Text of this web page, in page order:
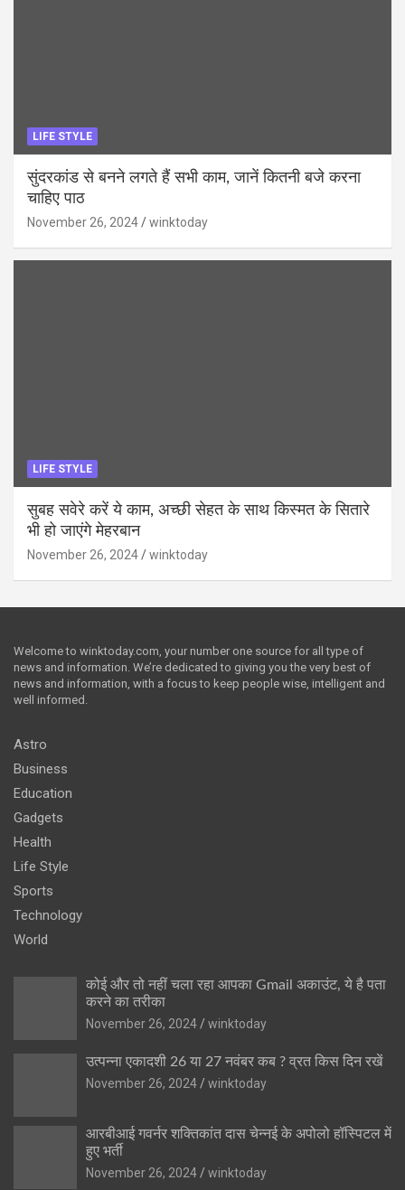
LIFE STYLE
सुंदरकांड से बनने लगते हैं सभी काम, जानें कितनी बजे करना
चाहिए पाठ
November 26, 2024 winktoday
LIFE STYLE
सुबह सवेरे करें ये काम, अच्छी सेहत के साथ किस्मत के सितारे
भी हो जाएंगे मेहरबान
November 26, 2024 winktoday
Welcome to winktoday.com, your number one source for all type of
news and information. We’re dedicated to giving you the very best of
news and information, with a focus to keep people wise, intelligent and
well informed.
Astro
Business
Education
Gadgets
Health
Life Style
Sports
Technology
World
कोई और तो नहीं चला रहा आपका Gmail अकाउंट, ये है पता
करने का तरीका
November 26, 2024
winktoday
उत्पन्ना एकादशी 26 या 27 नवंबर कब ? व्रत किस दिन रखें
November 26, 2024
winktoday
आरबीआई गवर्नर शक्तिकांत दास चेन्नई के अपोलो हॉस्पिटल में
हुए भर्ती
November 26, 2024
winktoday